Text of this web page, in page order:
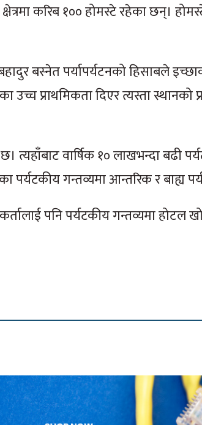
करिब १०० होमस्टे रहेका छन्।
बस्नेत पर्यापर्यटनको हिसाबले
प्राथमिकता दिएर त्यस्ता स्थानको
वार्षिक १० लाखभन्दा बढी
पर्यटकीय गन्तव्यमा आन्तरिक र बाह्य
पनि पर्यटकीय गन्तव्यमा होटल